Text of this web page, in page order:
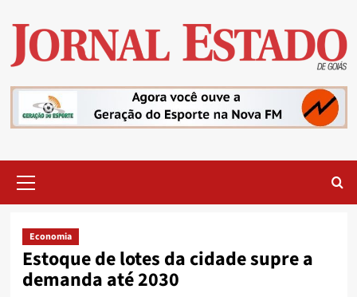
content
Menu
Economia
Estoque de lotes da cidade supre a
demanda até 2030